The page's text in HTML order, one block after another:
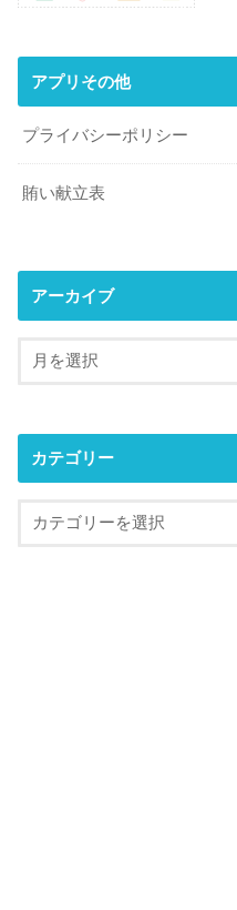
アプリその他
プライバシーポリシー
賄い献立表
アーカイブ
カテゴリー